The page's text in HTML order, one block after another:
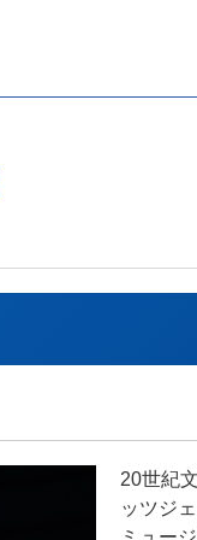
20世紀
ッツジ